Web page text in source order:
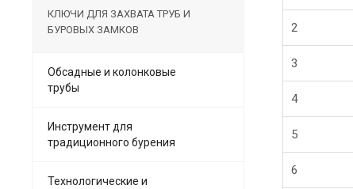
2
3
4
5
6
КЛЮЧИ ДЛЯ ЗАХВАТА ТРУБ И
БУРОВЫХ ЗАМКОВ
Обсадные и колонковые
трубы
Инструмент для
традиционного бурения
Технологические и